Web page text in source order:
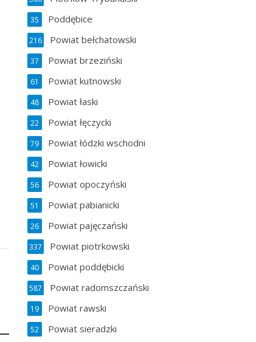
Poddębice
35
Powiat bełchatowski
216
Powiat brzeziński
37
Powiat kutnowski
61
Powiat łaski
48
Powiat łęczycki
22
Powiat łódzki wschodni
79
Powiat łowicki
42
Powiat opoczyński
56
Powiat pabianicki
51
Powiat pajęczański
26
Powiat piotrkowski
337
Powiat poddębicki
40
Powiat radomszczański
587
Powiat rawski
19
Powiat sieradzki
52